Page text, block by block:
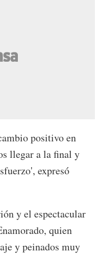
positivo en
llegar a la final y
expresó
y el espectacular
quien
y peinados muy